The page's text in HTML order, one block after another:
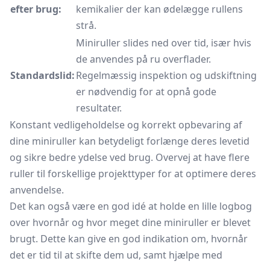
efter brug:
kemikalier der kan ødelægge rullens
strå.
Standardslid:
Miniruller slides ned over tid, især hvis
de anvendes på ru overflader.
Regelmæssig inspektion og udskiftning
er nødvendig for at opnå gode
resultater.
Konstant vedligeholdelse og korrekt opbevaring af
dine miniruller kan betydeligt forlænge deres levetid
og sikre bedre ydelse ved brug. Overvej at have flere
ruller til forskellige projekttyper for at optimere deres
anvendelse.
Det kan også være en god idé at holde en lille logbog
over hvornår og hvor meget dine miniruller er blevet
brugt. Dette kan give en god indikation om, hvornår
det er tid til at skifte dem ud, samt hjælpe med